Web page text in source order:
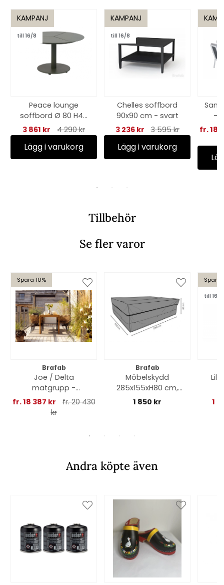
KAMPANJ
till 16/8
Peace lounge
soffbord Ø 80 H46
cm - nordic green
3 861 kr 4 290 kr
Lägg i varukorg
KAMPANJ
till 16/8
Chelles soffbord
90x90 cm - svart
3 236 kr
3 595 kr
Lägg i varukorg
-
fr. 18
Tillbehör
Se fler varor
Spara 10%
Brafab
Joe / Delta
matgrupp -
teak/natur
fr. 18 387 kr
fr. 20 430
kr
Brafab
Möbelskydd
285x155xH80 cm,
andas - svart
1 850 kr
Spara
till 16/8
1
Andra köpte även